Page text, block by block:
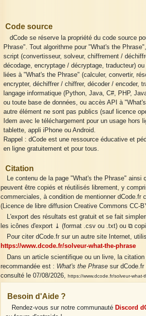
Code source
dCode se réserve la propriété du code source
Phrase". Tout algorithme pour "What's the
script (convertisseur, solveur, chiffrement /
décodage, encryptage / décryptage, traducteur)
liées à "What's the Phrase" (calculer, convertir,
encrypter, déchiffrer / chiffrer, décoder / encoder,
langage informatique (Python, Java, C#, PHP,
ou toute base de données, ou accès API à
autre élément ne sont pas publics (sauf licence
Idem avec le téléchargement pour un usage hors
tablette, appli iPhone ou Android.
Rappel : dCode est une ressource éducative et
en ligne gratuitement et pour tous.
Citation
Le contenu de la page "What's the Phrase" ainsi
peuvent être copiés et réutilisés librement, y
commerciales, à condition de mentionner dCode.fr
(Licence de libre diffusion Creative Commons CC-
L'export des résultats est gratuit et se fait
les icônes d'export ⤓ (format .csv ou .txt) ou ⧉
Pour citer dCode.fr sur un autre site Internet,
https://www.dcode.fr/solveur-what-the-phrase
Dans un article scientifique ou un livre, la citation
recommandée est : What's the Phrase sur dCode.fr
consulté le 07/08/2026,
https://www.dcode.fr/solveur-what-
Besoin d'Aide ?
Rendez-vous sur notre communauté Discord